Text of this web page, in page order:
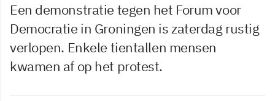
Een demonstratie tegen het Forum voor
Democratie in Groningen is zaterdag rustig
verlopen. Enkele tientallen mensen
kwamen af op het protest.